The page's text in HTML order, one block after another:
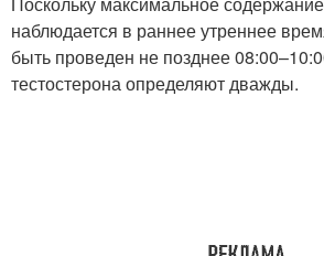
наблюдается в раннее утреннее
быть проведен не позднее
тестостерона определяют дважды.